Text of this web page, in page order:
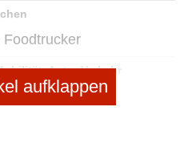
Auto, Verkehr
die Sportboot-
aufklappen